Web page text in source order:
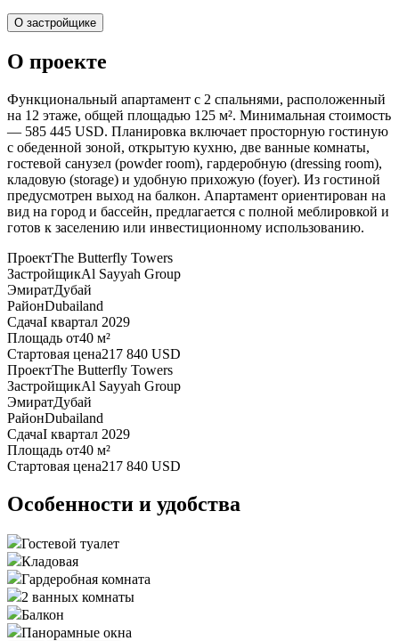
О застройщике
О проекте
Функциональный апартамент с 2 спальнями, расположенный
на 12 этаже, общей площадью 125 м². Минимальная стоимость
— 585 445 USD. Планировка включает просторную гостиную
с обеденной зоной, открытую кухню, две ванные комнаты,
гостевой санузел (powder room), гардеробную (dressing room),
кладовую (storage) и удобную прихожую (foyer). Из гостиной
предусмотрен выход на балкон. Апартамент ориентирован на
вид на город и бассейн, предлагается с полной меблировкой и
готов к заселению или инвестиционному использованию.
ПроектThe Butterfly Towers
ЗастройщикAl Sayyah Group
ЭмиратДубай
РайонDubailand
СдачаI квартал 2029
Площадь от40 м²
Стартовая цена217 840 USD
ПроектThe Butterfly Towers
ЗастройщикAl Sayyah Group
ЭмиратДубай
РайонDubailand
СдачаI квартал 2029
Площадь от40 м²
Стартовая цена217 840 USD
Особенности и удобства
Гостевой туалет
Кладовая
Гардеробная комната
2 ванных комнаты
Балкон
Панорамные окна